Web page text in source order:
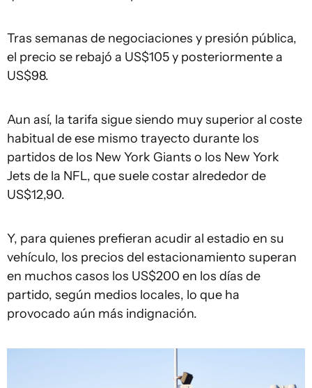
Tras semanas de negociaciones y presión pública,
el precio se rebajó a US$105 y posteriormente a
US$98.
Aun así, la tarifa sigue siendo muy superior al coste
habitual de ese mismo trayecto durante los
partidos de los New York Giants o los New York
Jets de la NFL, que suele costar alrededor de
US$12,90.
Y, para quienes prefieran acudir al estadio en su
vehículo, los precios del estacionamiento superan
en muchos casos los US$200 en los días de
partido, según medios locales, lo que ha
provocado aún más indignación.